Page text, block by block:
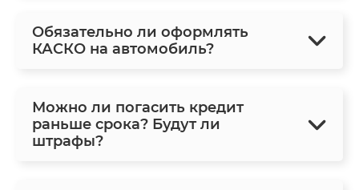
Обязательно ли оформлять
КАСКО на автомобиль?
Можно ли погасить кредит
раньше срока? Будут ли
штрафы?